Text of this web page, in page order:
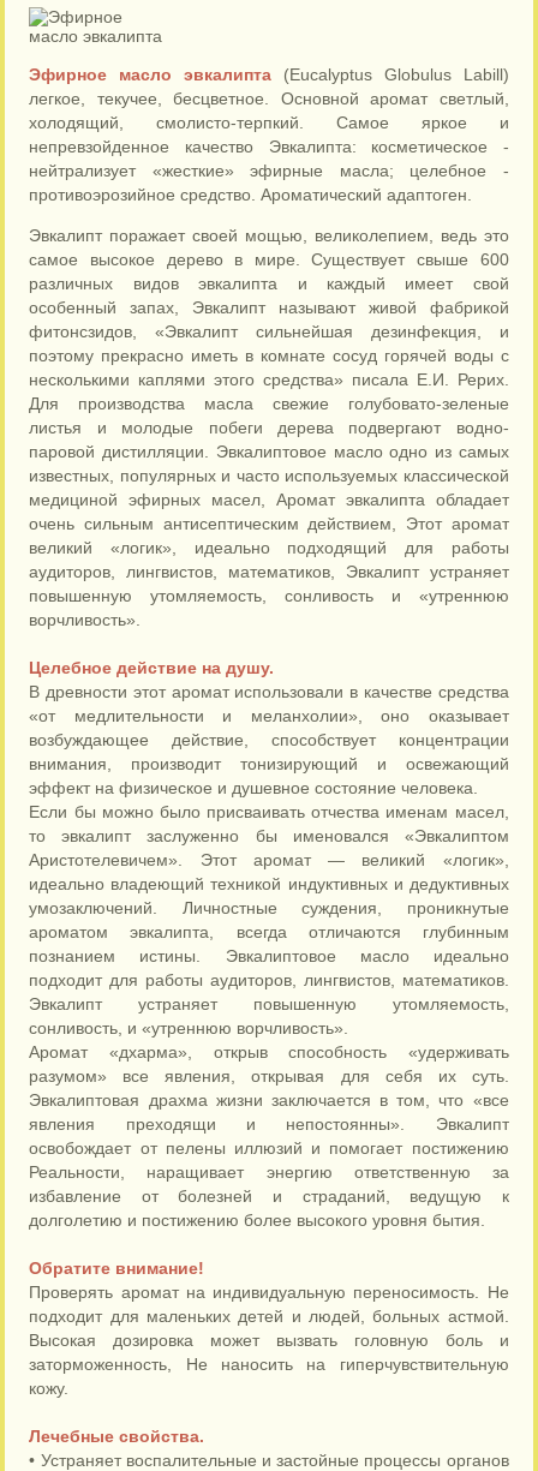
Эфирное масло эвкалипта (Eucalyptus Globulus Labill)
легкое, текучее, бесцветное. Основной аромат светлый,
холодящий, смолисто-терпкий. Самое яркое и
непревзойденное качество Эвкалипта: косметическое -
нейтрализует «жесткие» эфирные масла; целебное -
противоэрозийное средство. Ароматический адаптоген.
Эвкалипт поражает своей мощью, великолепием, ведь это
самое высокое дерево в мире. Существует свыше 600
различных видов эвкалипта и каждый имеет свой
особенный запах, Эвкалипт называют живой фабрикой
фитонсзидов, «Эвкалипт сильнейшая дезинфекция, и
поэтому прекрасно иметь в комнате сосуд горячей воды с
несколькими каплями этого средства» писала Е.И. Рерих.
Для производства масла свежие голубовато-зеленые
листья и молодые побеги дерева подвергают водно-
паровой дистилляции. Эвкалиптовое масло одно из самых
известных, популярных и часто используемых классической
медициной эфирных масел, Аромат эвкалипта обладает
очень сильным антисептическим действием, Этот аромат
великий «логик», идеально подходящий для работы
аудиторов, лингвистов, математиков, Эвкалипт устраняет
повышенную утомляемость, сонливость и «утреннюю
ворчливость».
Целебное действие на душу.
В древности этот аромат использовали в качестве средства
«от медлительности и меланхолии», оно оказывает
возбуждающее действие, способствует концентрации
внимания, производит тонизирующий и освежающий
эффект на физическое и душевное состояние человека.
Если бы можно было присваивать отчества именам масел,
то эвкалипт заслуженно бы именовался «Эвкалиптом
Аристотелевичем». Этот аромат — великий «логик»,
идеально владеющий техникой индуктивных и дедуктивных
умозаключений. Личностные суждения, проникнутые
ароматом эвкалипта, всегда отличаются глубинным
познанием истины. Эвкалиптовое масло идеально
подходит для работы аудиторов, лингвистов, математиков.
Эвкалипт устраняет повышенную утомляемость,
сонливость, и «утреннюю ворчливость».
Аромат «дхарма», открыв способность «удерживать
разумом» все явления, открывая для себя их суть.
Эвкалиптовая драхма жизни заключается в том, что «все
явления преходящи и непостоянны». Эвкалипт
освобождает от пелены иллюзий и помогает постижению
Реальности, наращивает энергию ответственную за
избавление от болезней и страданий, ведущую к
долголетию и постижению более высокого уровня бытия.
Обратите внимание!
Проверять аромат на индивидуальную переносимость. Не
подходит для маленьких детей и людей, больных астмой.
Высокая дозировка может вызвать головную боль и
заторможенность, Не наносить на гиперчувствительную
кожу.
Лечебные свойства.
• Устраняет воспалительные и застойные процессы органов